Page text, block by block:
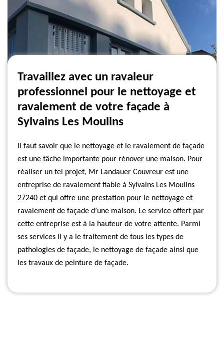
Travaillez avec un ravaleur
professionnel pour le nettoyage et
ravalement de votre façade à
Sylvains Les Moulins
Il faut savoir que le nettoyage et le ravalement de façade
est une tâche importante pour rénover une maison. Pour
réaliser un tel projet, Mr Landauer Couvreur est une
entreprise de ravalement fiable à Sylvains Les Moulins
27240 et qui offre une prestation pour le nettoyage et
ravalement de façade d’une maison. Le service offert par
cette entreprise est à la hauteur de votre attente. Parmi
ses services il y a le traitement de tous les types de
pathologies de façade, le nettoyage de façade ainsi que
les travaux de peinture de façade.